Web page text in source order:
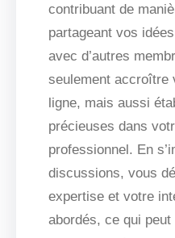
contribuant de
partageant vos
avec d’autres
seulement accroître
ligne, mais aussi
précieuses dans
professionnel. En
discussions, vous
expertise et votre
abordés, ce qui peut